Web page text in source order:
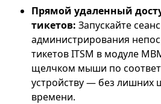
Прямой удаленный
тикетов: Запускайте
администрирования
тикетов ITSM в модуле
щелчком мыши по
устройству — без лишних
времени.